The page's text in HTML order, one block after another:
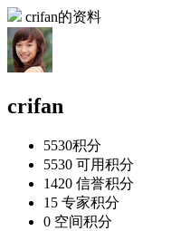
crifan的资料
crifan
5530积分
5530 可用积分
1420 信誉积分
15 专家积分
0 空间积分